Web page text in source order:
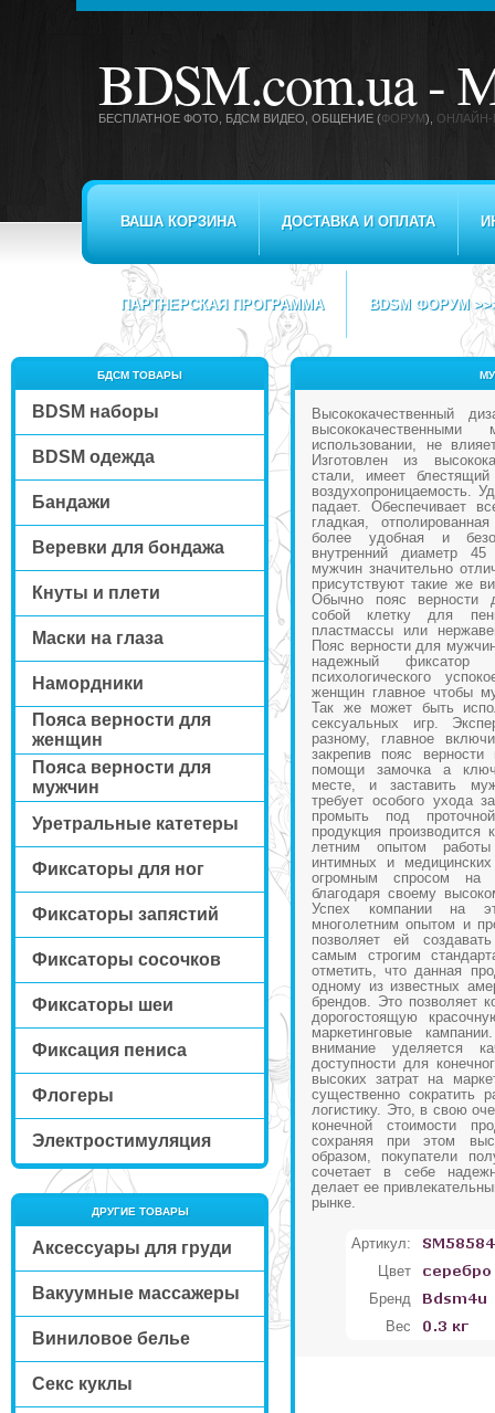
BDSM.com.ua -
БЕСПЛАТНОЕ ФОТО, БДСМ ВИДЕО , ОБЩЕНИЕ (ФОРУМ), ОНЛАЙН-
ВАША КОРЗИНА ДОСТАВКА И ОПЛАТА
ПАРТНЕРСКАЯ ПРОГРАММА BDSM ФОРУМ
БДСМ ТОВАРЫ
BDSM наборы
BDSM одежда
Бандажи
Веревки для бондажа
Кнуты и плети
Маски на глаза
Намордники
Пояса верности для
женщин
Пояса верности для
мужчин
Уретральные катетеры
Фиксаторы для ног
Фиксаторы запястий
Фиксаторы сосочков
Фиксаторы шеи
Фиксация пениса
Флогеры
Электростимуляция
ДРУГИЕ ТОВАРЫ
Аксессуары для груди
Вакуумные массажеры
Виниловое белье
Секс куклы
Высококачественный
использовании, не
Изготовлен из
стали, имеет
воздухопроницаемость.
падает. Обеспечивает
гладкая,
более удобная и
внутренний диаметр
мужчин значительно
присутствуют такие же
Обычно пояс верности
собой клетку для
пластмассы или
Пояс верности для
надежный фиксатор
психологического
женщин главное чтобы
Так же может быть
сексуальных игр.
разному, главное
закрепив пояс
помощи замочка а
месте, и заставить
требует особого ухода
промыть под
продукция
летним опытом
интимных и
огромным спросом
благодаря своему
Успех компании на
многолетним опытом и
позволяет ей
самым строгим
отметить, что данная
одному из известных
брендов. Это позволяет
дорогостоящую
маркетинговые
внимание уделяется
доступности для
высоких затрат на
существенно сократить
логистику. Это, в свою
конечной стоимости
сохраняя при этом
образом, покупатели
сочетает в себе
делает ее
рынке.
Артикул:
Цвет
Бренд
Вес